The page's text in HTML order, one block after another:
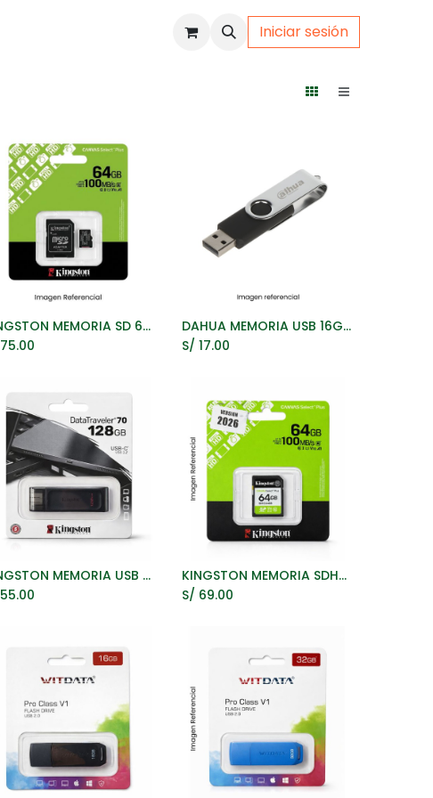
Iniciar sesión
Añadir al Carrito
KINGSTON MEMORIA SD 64GB C10 UHS-I A1 V10 100MB/S ADAPTADOR SD
75.00
Añadir al Carrito
DAHUA MEMORIA USB 16GB 2.0
S/17.00
Añadir al Carrito
KINGSTON MEMORIA USB TIPO C 128GB DT70 3.2 GEN1 NEGRO
55.00
Añadir al Carrito
KINGSTON MEMORIA SDHC 64GB 100MB/S C10 UHS-I PARA CAMARAS (SDS3/64GB) 2026
S/ 69.00